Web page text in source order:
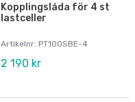
Kopplingslåda för 4 st
lastceller
Artikelnr: PT100SBE-4
2 190 kr